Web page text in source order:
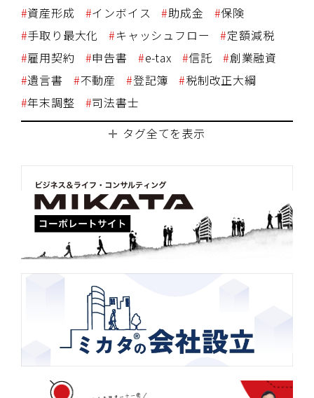
資産形成
インボイス 助成金
保険
手取り最大化
キャッシュフロー
定額減税
雇用契約
申告書 e-tax 信託
創業融資
遺言書
不動産 登記簿
税制改正大綱
年末調整
司法書士
タグ全てを表示